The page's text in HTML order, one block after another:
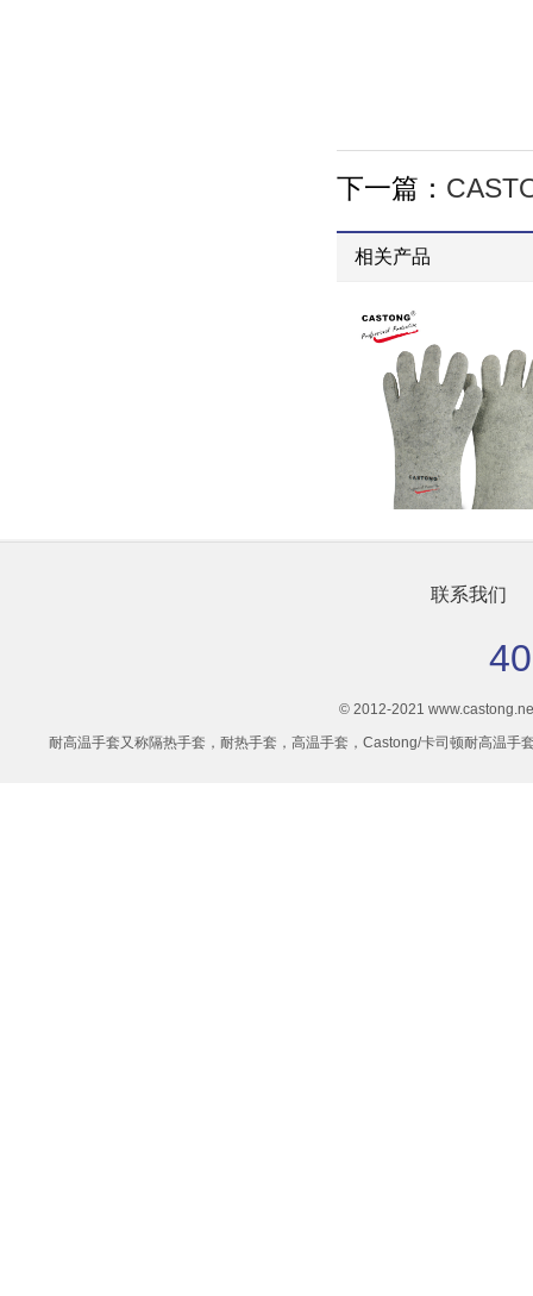
下一篇：
相关产品
联系我们
© 2012-2021
耐高温手套又称隔热手套，耐热手套，高温手套，Castong/卡司顿耐高温